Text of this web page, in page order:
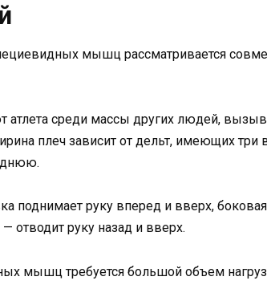
мышц рассматривается
среди массы других людей,
плеч зависит от дельт, имеющих
поднимает руку вперед и вверх,
отводит руку назад и вверх.
мышц требуется большой объем